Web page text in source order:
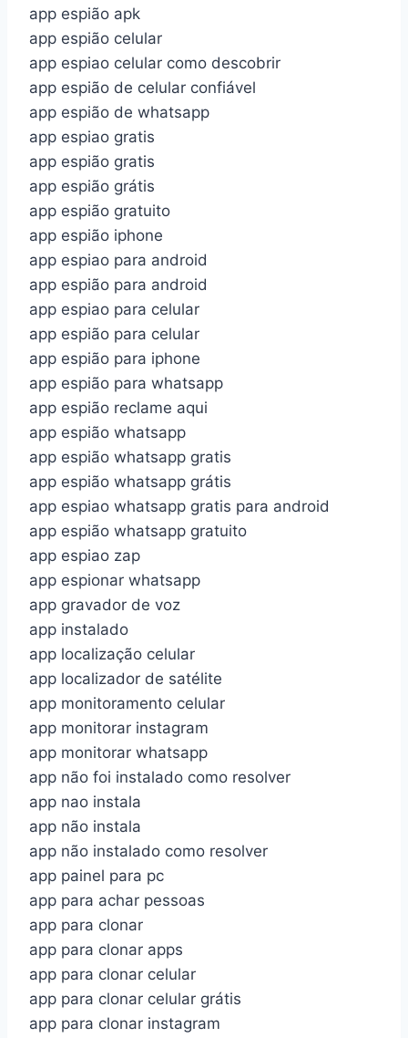
app espião apk
app espião celular
app espiao celular como descobrir
app espião de celular confiável
app espião de whatsapp
app espiao gratis
app espião gratis
app espião grátis
app espião gratuito
app espião iphone
app espiao para android
app espião para android
app espiao para celular
app espião para celular
app espião para iphone
app espião para whatsapp
app espião reclame aqui
app espião whatsapp
app espião whatsapp gratis
app espião whatsapp grátis
app espiao whatsapp gratis para android
app espião whatsapp gratuito
app espiao zap
app espionar whatsapp
app gravador de voz
app instalado
app localização celular
app localizador de satélite
app monitoramento celular
app monitorar instagram
app monitorar whatsapp
app não foi instalado como resolver
app nao instala
app não instala
app não instalado como resolver
app painel para pc
app para achar pessoas
app para clonar
app para clonar apps
app para clonar celular
app para clonar celular grátis
app para clonar instagram